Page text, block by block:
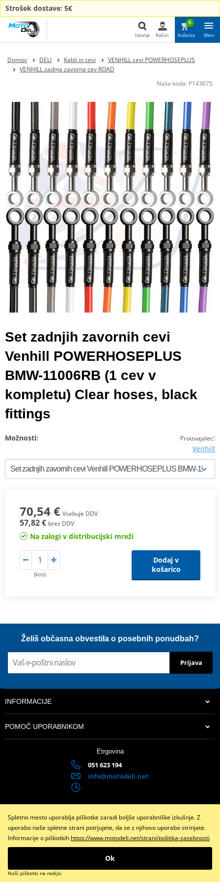
Strošek dostave: 5€
Iskanje
Iskanje Račun
0
Košarica Meni
Domov DELI Kabli in cevi
VENHILL cevi POWERHOSEPLUS
VENHILL zadnja zavorna cev ROAD
Naša koda: P143675
Set zadnjih zavornih cevi
Venhill POWERHOSEPLUS
BMW-11006RB (1 cev v
kompletu) Clear hoses, black
fittings
Proizvajalec:
Venhill
Možnosti:
70,54 € Vsebuje DDV
57,82 € brez DDV
Na zalogi v distribucijski mreži
(kos)
Dodaj v
košarico
Želiš občasna obvestila o posebnih ponudbah?
Prijava
INFORMACIJE
POMOČ UPORABNIKOM
Etrgovina
051 623 194
info@motodeli.net
Instagram
Copyright © 2026 www.motodeli.net
Preklopite na klasično različico
Spletno mesto uporablja piškotke zaradi boljše uporabniške izkušnje. Z
uporabo naše spletne strani potrjujete, da se z njihovo uporabo strinjate.
Informacije o piškotkih https://www.motodeli.net/strani/politika-zasebnosti
Ok
Naši piškotki ne redijo.